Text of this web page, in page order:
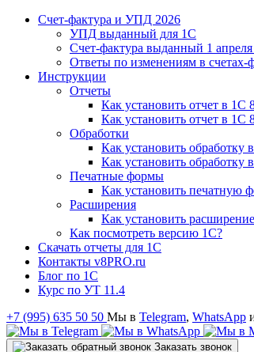
Счет-фактура и УПД 2026
УПД выданный для 1C
Счет-фактура выданный 1 апреля
Ответы по изменениям в счетах-
Инструкции
Отчеты
Как установить отчет в 1С
Как установить отчет в
Обработки
Как установить обработку
Как установить обработку
Печатные формы
Как установить печатную
Расширения
Как установить расширение
Как посмотреть версию 1С?
Скачать отчеты для 1С
Контакты v8PRO.ru
Блог по 1С
Курс по УТ 11.4
+7 (995) 635 50 50 Мы в Telegram, WhatsApp
Заказать звонок